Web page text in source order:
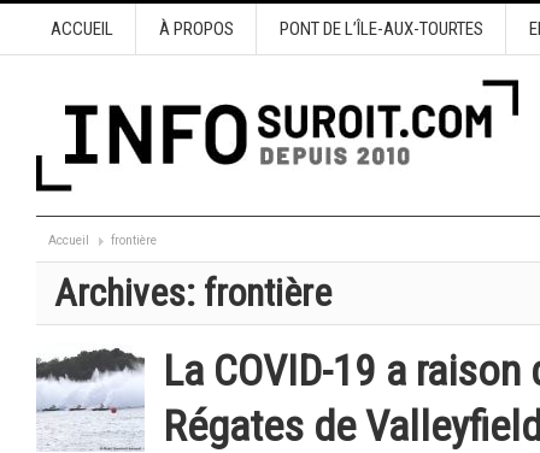
ACCUEIL À PROPOS PONT DE L’ÎLE-AUX-TOURTES
Accueil frontière
Archives: frontière
La COVID-19 a
Régates de